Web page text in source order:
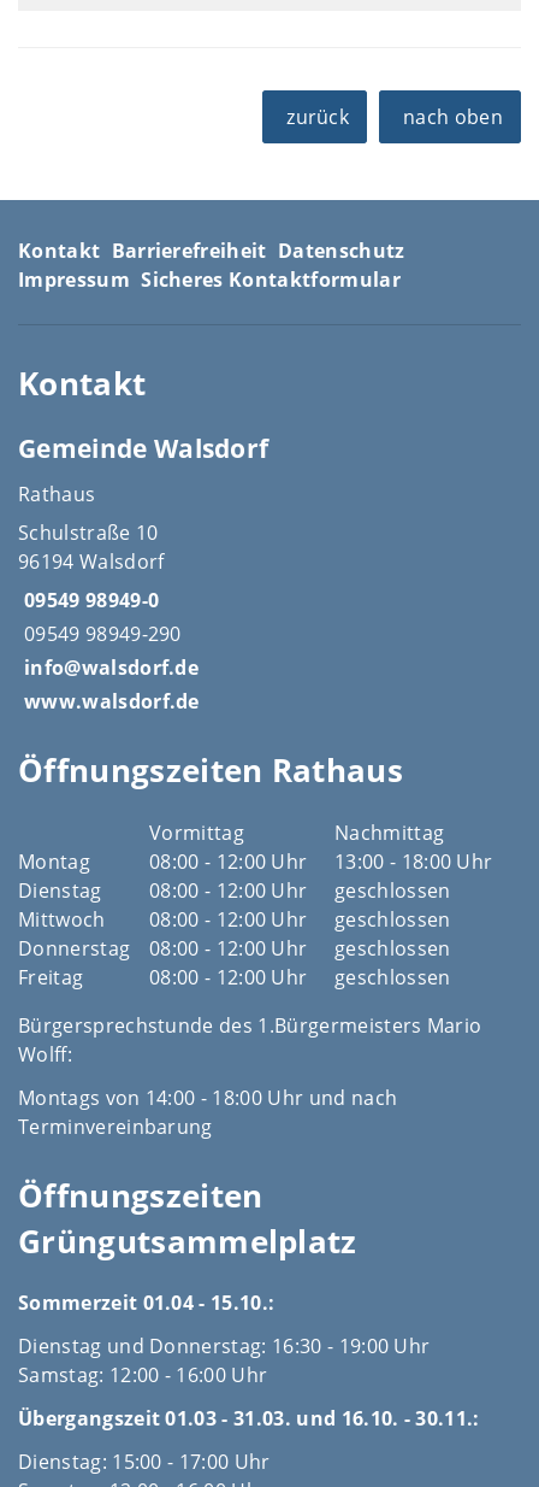
zurück nach oben
Kontakt Barrierefreiheit Datenschutz
Impressum Sicheres Kontaktformular
Kontakt
Gemeinde Walsdorf
Rathaus
Schulstraße 10
96194 Walsdorf
09549 98949-0
09549 98949-290
info@walsdorf.de
www.walsdorf.de
Öffnungszeiten Rathaus
Vormittag
Nachmittag
Montag
08:00 - 12:00 Uhr
13:00 - 18:00 Uhr
Dienstag
08:00 - 12:00 Uhr
geschlossen
Mittwoch
08:00 - 12:00 Uhr
geschlossen
Donnerstag
08:00 - 12:00 Uhr
geschlossen
Freitag
08:00 - 12:00 Uhr
geschlossen
Bürgersprechstunde des 1.Bürgermeisters Mario
Wolff:
Montags von 14:00 - 18:00 Uhr und nach
Terminvereinbarung
Öffnungszeiten
Grüngutsammelplatz
Sommerzeit 01.04 - 15.10.:
Dienstag und Donnerstag: 16:30 - 19:00 Uhr
Samstag: 12:00 - 16:00 Uhr
Übergangszeit 01.03 - 31.03. und 16.10. - 30.11.:
Dienstag: 15:00 - 17:00 Uhr